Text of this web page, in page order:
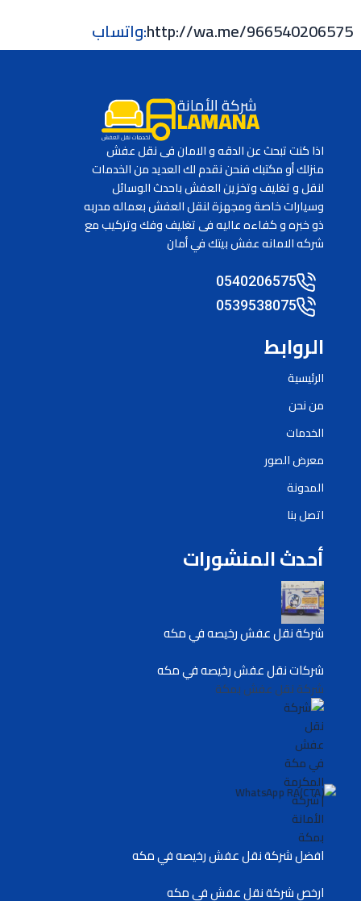
http://wa.me/966540206575:واتساب
اذا كنت تبحث عن الدقه و الامان فى نقل عفش
منزلك أو مكتبك فنحن نقدم لك العديد من الخدمات
لنقل و تغليف وتخزين العفش باحدث الوسائل
وسيارات خاصة ومجهزة لنقل العفش بعماله مدربه
ذو خبره و كفاءه عاليه فى تغليف وفك وتركيب مع
شركه الامانه عفش بيتك في أمان
0540206575
0539538075
الروابط
الرئيسية
من نحن
الخدمات
معرض الصور
المدونة
اتصل بنا
أحدث المنشورات
شركة نقل عفش رخيصه في مكه
شركات نقل عفش رخيصه في مكه
شركة نقل عفش بمكة
افضل شركة نقل عفش رخيصه في مكه
ارخص شركة نقل عفش في مكه